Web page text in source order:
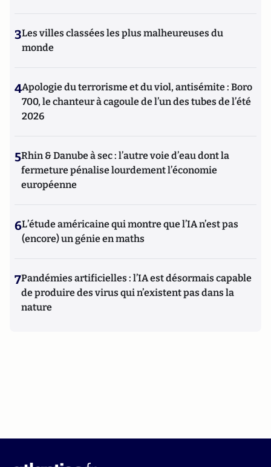
3Les villes classées les plus malheureuses du
monde
4Apologie du terrorisme et du viol, antisémite : Boro
700, le chanteur à cagoule de l’un des tubes de l’été
2026
5Rhin & Danube à sec : l’autre voie d’eau dont la
fermeture pénalise lourdement l’économie
européenne
6L’étude américaine qui montre que l’IA n’est pas
(encore) un génie en maths
7Pandémies artificielles : l’IA est désormais capable
de produire des virus qui n’existent pas dans la
nature